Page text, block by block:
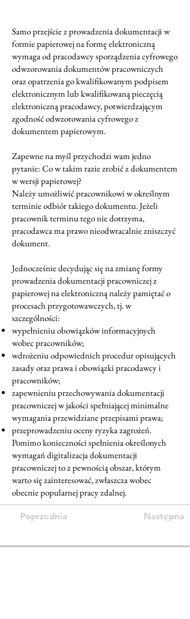
Samo przejście z prowadzenia dokumentacji w
formie papierowej na formę elektroniczną
wymaga od pracodawcy sporządzenia cyfrowego
odwzorowania dokumentów pracowniczych
oraz opatrzenia go kwalifikowanym podpisem
elektronicznym lub kwalifikowaną pieczęcią
elektroniczną pracodawcy, potwierdzającym
zgodność odwzorowania cyfrowego z
dokumentem papierowym.
Zapewne na myśl przychodzi wam jedno
pytanie: Co w takim razie zrobić z dokumentem
w wersji papierowej?
Należy umożliwić pracownikowi w określnym
terminie odbiór takiego dokumentu. Jeżeli
pracownik terminu tego nie dotrzyma,
pracodawca ma prawo nieodwracalnie zniszczyć
dokument.
Jednocześnie decydując się na zmianę formy
prowadzenia dokumentacji pracowniczej z
papierowej na elektroniczną należy pamiętać o
procesach przygotowawczych, tj. w
szczególności:
wypełnieniu obowiązków informacyjnych
wobec pracowników;
wdrożeniu odpowiednich procedur opisujących
zasady oraz prawa i obowiązki pracodawcy i
pracowników;
zapewnieniu przechowywania dokumentacji
pracowniczej w jakości spełniającej minimalne
wymagania przewidziane przepisami prawa;
przeprowadzeniu oceny ryzyka zagrożeń.
Pomimo konieczności spełnienia określonych
wymagań digitalizacja dokumentacji
pracowniczej to z pewnością obszar, którym
warto się zainteresować, zwłaszcza wobec
obecnie popularnej pracy zdalnej.
Poprzednia Następna